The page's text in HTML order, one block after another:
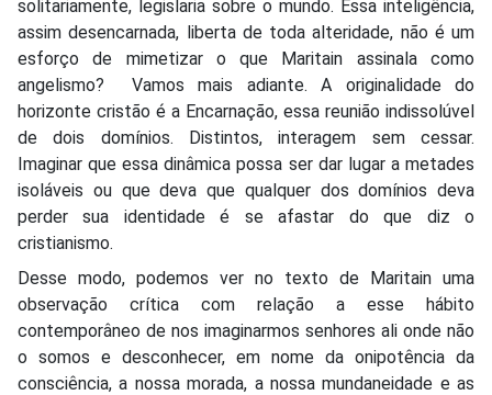
solitariamente, legislaria sobre o mundo. Essa inteligência,
assim desencarnada, liberta de toda alteridade, não é um
esforço de mimetizar o que Maritain assinala como
angelismo? Vamos mais adiante. A originalidade do
horizonte cristão é a Encarnação, essa reunião indissolúvel
de dois domínios. Distintos, interagem sem cessar.
Imaginar que essa dinâmica possa ser dar lugar a metades
isoláveis ou que deva que qualquer dos domínios deva
perder sua identidade é se afastar do que diz o
cristianismo.
Desse modo, podemos ver no texto de Maritain uma
observação crítica com relação a esse hábito
contemporâneo de nos imaginarmos senhores ali onde não
o somos e desconhecer, em nome da onipotência da
consciência, a nossa morada, a nossa mundaneidade e as